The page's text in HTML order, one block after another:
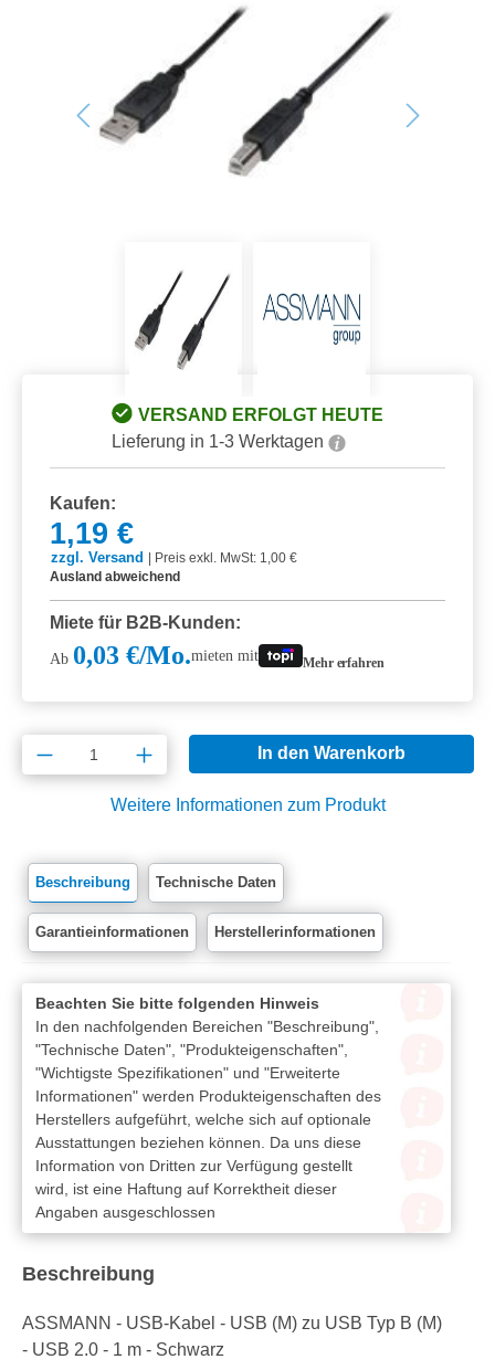
VERSAND ERFOLGT HEUTE
Lieferung in 1-3 Werktagen
Kaufen:
1,19 €
zzgl. Versand
Preis exkl. MwSt: 1,00 €
Ausland abweichend
Miete für B2B-Kunden:
Ab 0,03 €/Mo.mieten mit Mehr erfahren
Produkt Anzahl: Gib den gewünschten
In den Warenkorb
Weitere Informationen zum Produkt
Beschreibung Technische Daten
Garantieinformationen Herstellerinformationen
Beachten Sie bitte folgenden Hinweis
In den nachfolgenden Bereichen "Beschreibung",
"Technische Daten", "Produkteigenschaften",
"Wichtigste Spezifikationen" und "Erweiterte
Informationen" werden Produkteigenschaften des
Herstellers aufgeführt, welche sich auf optionale
Ausstattungen beziehen können. Da uns diese
Information von Dritten zur Verfügung gestellt
wird, ist eine Haftung auf Korrektheit dieser
Angaben ausgeschlossen
Beschreibung
ASSMANN - USB-Kabel - USB (M) zu USB Typ B (M)
- USB 2.0 - 1 m - Schwarz